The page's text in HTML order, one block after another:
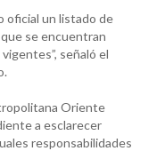
oficial un listado de
que se encuentran
señaló el
Oriente
a esclarecer
responsabilidades